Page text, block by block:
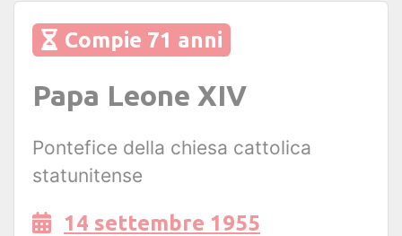
Compie 71 anni
Papa Leone XIV
Pontefice della chiesa cattolica
statunitense
14 settembre 1955